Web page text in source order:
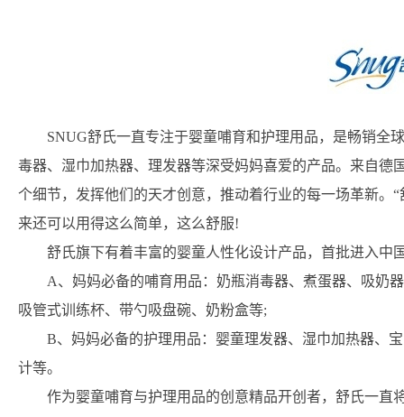
SNUG舒氏一直专注于婴童哺育和护理用品，是畅销全
毒器、湿巾加热器、理发器等深受妈妈喜爱的产品。来自德
个细节，发挥他们的天才创意，推动着行业的每一场革新。
来还可以用得这么简单，这么舒服!
舒氏旗下有着丰富的婴童人性化设计产品，首批进入中
A、妈妈必备的哺育用品：奶瓶消毒器、煮蛋器、吸奶
吸管式训练杯、带勺吸盘碗、奶粉盒等;
B、妈妈必备的护理用品：婴童理发器、湿巾加热器、
计等。
作为婴童哺育与护理用品的创意精品开创者，舒氏一直